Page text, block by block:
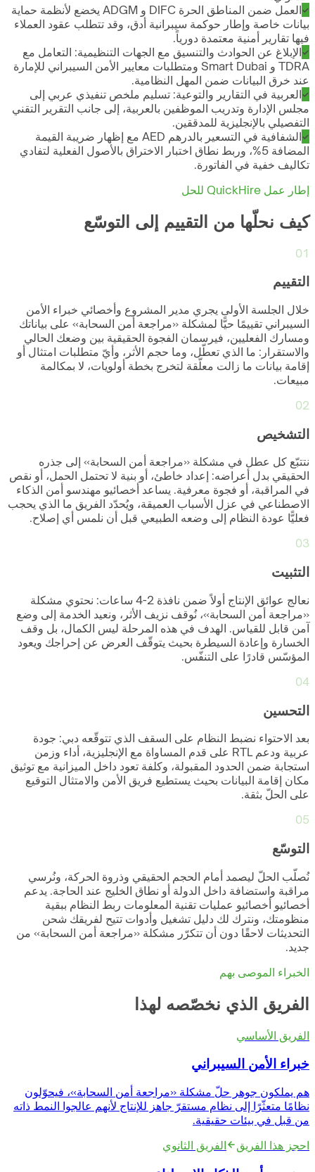
العمل ضمن المناطق الحرة DIFC و ADGM يخضع لأنظمة حماية
بيانات خاصة وإطار حوكمة سيبرانية أدق، وقد تتطلب عقود العملاء
فيها تقارير أمنية معتمدة دورياً.
الإبلاغ عن الحوادث والتنسيق مع الجهات التنظيمية: التعامل مع
TDRA و Smart Dubai ومتطلبات معايير الأمن السيبراني للإمارة
عند خرق البيانات ضمن المهل النظامية.
العربية في التقارير والتوعية: تسليم ملخص تنفيذي عربي إلى
مجلس الإدارة وتدريب الموظفين بالعربية، إلى جانب التقرير التقني
التفصيلي بالإنجليزية للمدققين.
الشفافية في التسعير بالدرهم AED مع إظهار ضريبة القيمة
المضافة 5%، وربط نطاق اختبار الاختراق بالأصول الفعلية لتفادي
تكاليف خفية في الفاتورة.
إطار عمل QuickHire للحل
كيف نحلّها من التقييم إلى التوسّع
01
التقييم
خلال الجلسة الأولى يجري مدير المشروع وأخصائي خبراء الأمن
السيبراني تقييمًا حيًّا لمشكلة «مراجعة أمن السحابة» على بياناتك
ومسارك الفعليين، فيرسمان الفجوة الحقيقية بين وضعك الحالي
والاستقرار: ما الذي تعطّل، وما حجم الأثر، وأيّ متطلبات امتثال أو
إقامة بيانات ما زالت معلّقة لتخرج بخطة أولويات، لا بمكالمة
مبيعات.
02
التشخيص
نتتبّع كل عطل في مشكلة «مراجعة أمن السحابة» إلى جذره
الحقيقي بدل أعراضه: إعداد خاطئ، أو بنية لا تحتمل الحمل، أو نقص
في المراقبة، أو فجوة معرفية. يساعد أخصائيو مهندسو أمن الذكاء
الاصطناعي في عزل الأسباب العميقة، ويُحدّد الفريق ما الذي يحجب
فعليًّا عودة النظام إلى وضعه الطبيعي قبل أن نلمس أي إصلاح.
03
التثبيت
نعالج عوائق الإنتاج أولاً ضمن نافذة 2-4 ساعات: نحتوي مشكلة
«مراجعة أمن السحابة»، نُوقف نزيف الأثر، ونعيد الخدمة إلى وضع
آمن قابل للقياس. الهدف في هذه المرحلة ليس الكمال، بل وقف
الخسارة وإعادة السيطرة بحيث يتوقّف العرض عن إحراجك ويعود
المؤسّس قادرًا على التنفّس.
04
التحسين
بعد الاحتواء نضبط النظام على السقف الذي تتوقّعه دبي: جودة
عربية ودعم RTL على قدم المساواة مع الإنجليزية، أداء وزمن
استجابة ضمن الحدود المقبولة، وكلفة تعود داخل الميزانية مع توثيق
مكان إقامة البيانات بحيث يستطيع فريق الأمن والامتثال التوقيع
على الحلّ بثقة.
05
التوسّع
نُصلّب الحلّ ليصمد أمام الحجم الحقيقي وذروة الحركة، ونُرسي
مراقبة واستضافة داخل الدولة أو نطاق الخليج عند الحاجة. يدعم
أخصائيو أخصائيو عمليات تقنية المعلومات ربط النظام ببقية
منظومتك، ونترك لك دليل تشغيل وأدوات تتيح لفريقك شحن
التحديثات لاحقًا دون أن تتكرّر مشكلة «مراجعة أمن السحابة» من
جديد.
الخبراء الموصى بهم
الفريق الذي نخصّصه لهذا
الفريق الأساسي
خبراء الأمن السيبراني
هم يملكون جوهر حلّ مشكلة «مراجعة أمن السحابة»، فيحوّلون
نظامًا متعثّرًا إلى نظام مستقرّ جاهز للإنتاج لأنهم عالجوا النمط ذاته
من قبل في بيئات حقيقية.
احجز هذا الفريق
الفريق الثانوي